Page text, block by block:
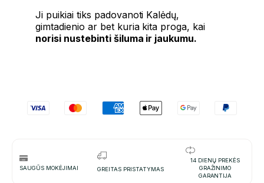
Ji puikiai tiks padovanoti Kalėdų,
gimtadienio ar bet kuria kita proga, kai
norisi nustebinti šiluma ir jaukumu.
SAUGŪS MOKĖJIMAI GREITAS PRISTATYMAS
14 DIENŲ PREKĖS
GRAŽINIMO
GARANTIJA